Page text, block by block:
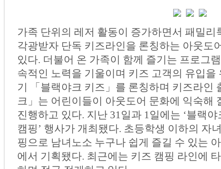
가족 단위의 레저 활동이 증가하면서 패밀
각광받자 단독 키즈라인을 론칭하는 아웃도
있다. 더불어 온 가족이 함께 즐기는 프로그
속적인 노력을 기울이며 키즈 고객의 유입
기 「블랙야크 키즈」를 론칭하며 키즈라인
크」는 어린이들이 아웃도어 문화에 익숙해
진행하고 있다. 지난 31일과 1일에는 ‘블랙
캠핑’ 행사가 개최됐다. 초등학생 이하의 자
핑으로 남녀노소 누구나 쉽게 즐길 수 있는
에서 기획됐다. 최근에는 키즈 캠핑 라인에